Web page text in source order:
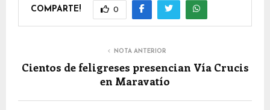
COMPARTE! 0
NOTA ANTERIOR
Cientos de feligreses presencian Vía Crucis
en Maravatío